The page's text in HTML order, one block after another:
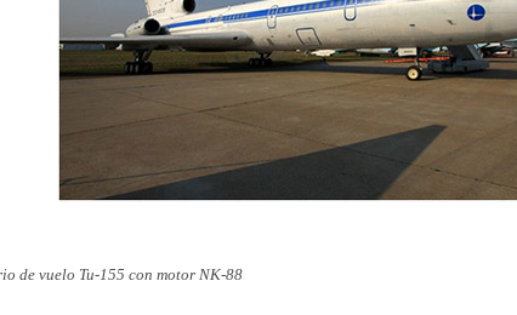
de vuelo Tu-155 con motor NK-88